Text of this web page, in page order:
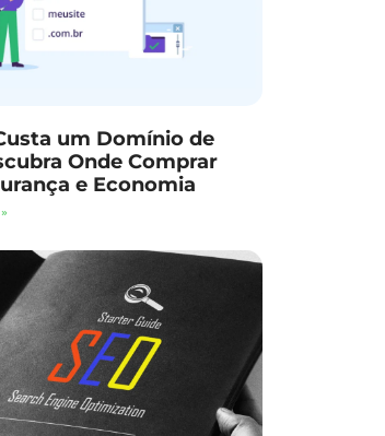
um Domínio de
Onde Comprar
e Economia